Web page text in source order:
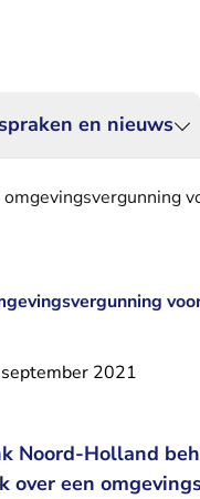
en nieuws
2021
Noord-Holland
over een